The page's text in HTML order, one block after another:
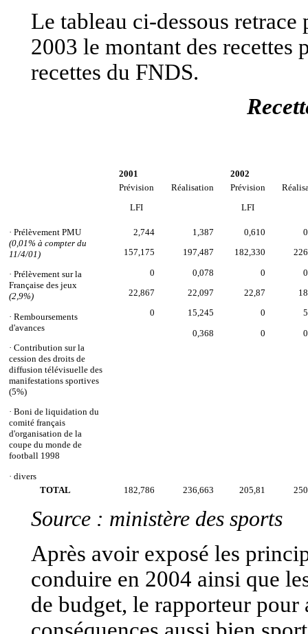
Le tableau ci-dessous
2003 le montant des recettes
recettes du FNDS.
2001
2002
Prévision
LFI
Réalisation
Prévision
LFI
· Prélèvement PMU
(0,01% à compter du
11/4/01)
· Prélèvement sur la
Française des jeux
(2,9%)
· Remboursements
d'avances
· Contribution sur la
cession des droits de
diffusion télévisuelle des
manifestations sportives
(5%)
· Boni de liquidation du
comité français
d'organisation de la
coupe du monde de
football 1998
· divers
2,744
157,175
0
22,867
0
1,387
197,487
0,078
22,097
15,245
0,368
0,610
182,330
0
22,87
0
0
TOTAL 182,786 236,663 205,81
Source : ministère des sports
Après avoir exposé les
conduire en 2004 ainsi que
de budget, le rapporteur pour